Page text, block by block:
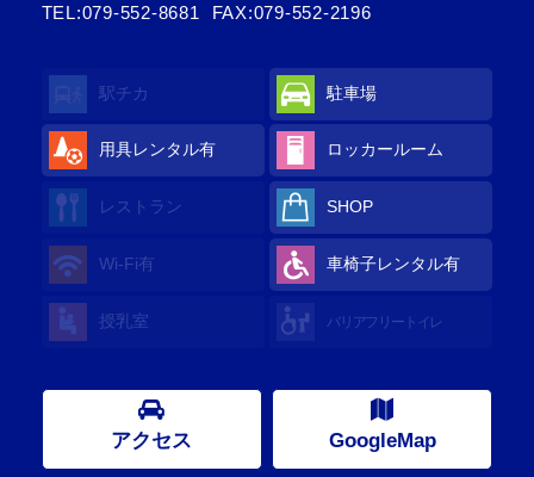
TEL:079-552-8681 FAX:079-552-2196
駅チカ 駐車場
用具レンタル有 ロッカールーム
レストラン SHOP
Wi-Fi有 車椅子レンタル有
授乳室 バリアフリートイレ
アクセス GoogleMap